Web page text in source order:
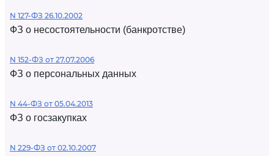
N 127-ФЗ 26.10.2002
ФЗ о несостоятельности (банкротстве)
N 152-ФЗ от 27.07.2006
ФЗ о персональных данных
N 44-ФЗ от 05.04.2013
ФЗ о госзакупках
N 229-ФЗ от 02.10.2007